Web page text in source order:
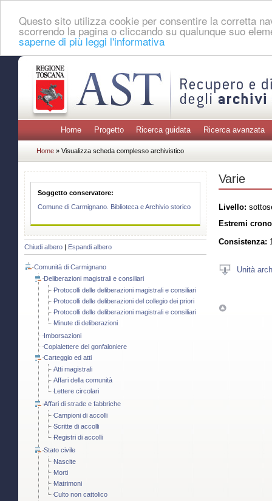
Questo sito utilizza cookie per consentire la corretta
scorrendo la pagina o cliccando su qualunque suo
saperne di più leggi l'informativa
Home Progetto Ricerca guidata Ricerca avanzata
Home » Visualizza scheda complesso archivistico
Soggetto conservatore:
Comune di Carmignano. Biblioteca e Archivio storico
Chiudi albero Espandi albero
Comunità di Carmignano
Deliberazioni magistrali e consiliari
Protocolli delle deliberazioni magistrali e consiliari
Protocolli delle deliberazioni del collegio dei priori
Protocolli delle deliberazioni magistrali e consiliari
Minute di deliberazioni
Imborsazioni
Copialettere del gonfaloniere
Carteggio ed atti
Atti magistrali
Affari della comunità
Lettere circolari
Affari di strade e fabbriche
Campioni di accolli
Scritte di accolli
Registri di accolli
Stato civile
Nascite
Morti
Matrimoni
Culto non cattolico
Varie
Livello:
Estremi
Consistenza:
Unità